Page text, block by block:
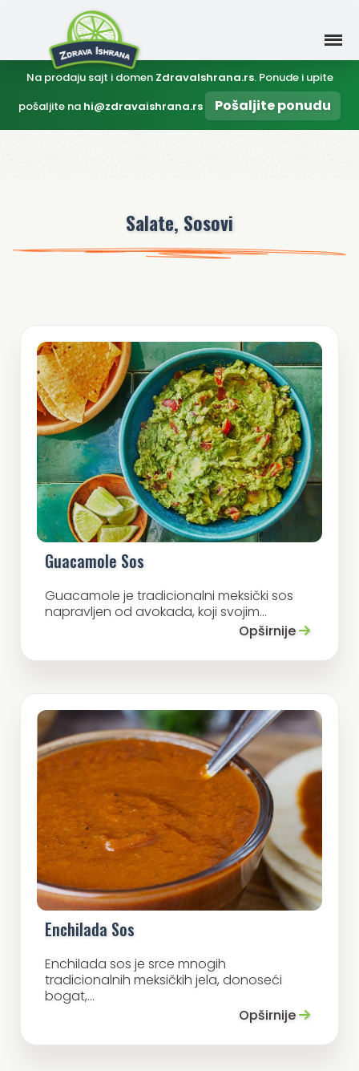
Na prodaju sajt i domen ZdravaIshrana.rs. Ponude i upite
pošaljite na hi@zdravaishrana.rs Pošaljite ponudu
Salate, Sosovi
Guacamole Sos
Guacamole je tradicionalni meksički sos
napravljen od avokada, koji svojim...
Opširnije
Enchilada Sos
Enchilada sos je srce mnogih
tradicionalnih meksičkih jela, donoseći
bogat,...
Opširnije